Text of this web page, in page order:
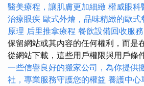
醫美療程，讓肌膚更加細緻 權威眼科
治療眼疾 歐式外燴，品味精緻的歐式
原理 后里推拿療程 餐飲設備回收服
保留網站或其內容的任何權利，而是
從網站下載，這些用戶權限與用戶條
一些信譽良好的搬家公司，為你提供
社，專業服務守護您的權益 養護中心